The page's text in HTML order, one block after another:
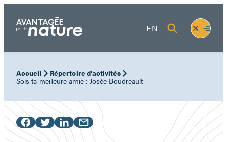
contenu
EN
Fermer
le
menu
Ouvrir
le
Accueil Répertoire d’activités
Sois ta meilleure amie : Josée Boudreault